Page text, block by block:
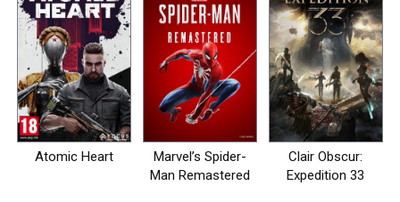
Atomic Heart
Marvel’s Spider-
Man Remastered
Clair Obscur:
Expedition 33